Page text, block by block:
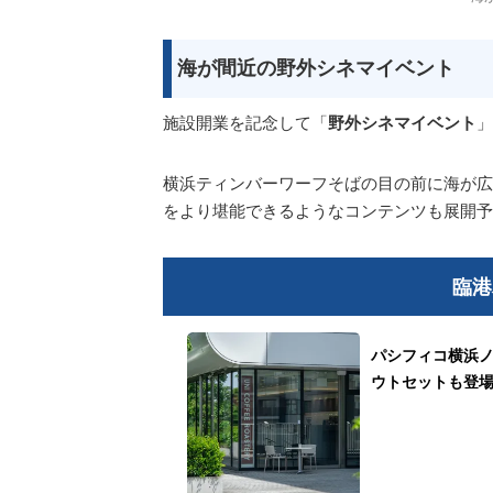
海が間近の野外シネマイベント
施設開業を記念して「野外シネマイベント
横浜ティンバーワーフそばの目の前に海が
をより堪能できるようなコンテンツも展開
臨
パシフィコ横浜
ウトセットも登